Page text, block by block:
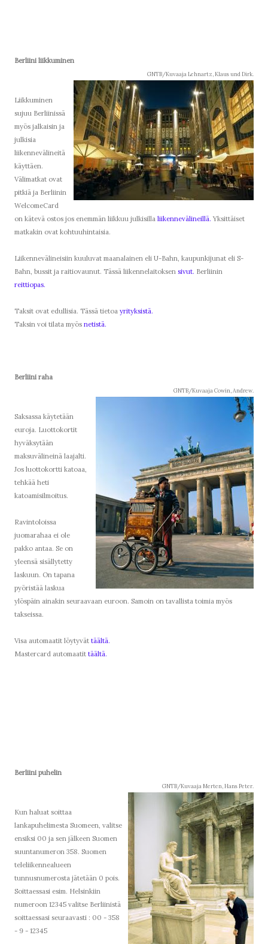
Berliini liikkuminen
GNTB/Kuvaaja Lehnartz, Klaus und Dirk.
Liikkuminen
sujuu Berliinissä
myös jalkaisin ja
julkisia
liikennevälineitä
käyttäen.
Välimatkat ovat
pitkiä ja Berliinin
WelcomeCard
on kätevä ostos jos enemmän liikkuu julkisilla liikennevälineillä. Yksittäiset
matkakin ovat kohtuuhintaisia.
Liikennevälineisiin kuuluvat maanalainen eli U-Bahn, kaupunkijunat eli S-
Bahn, bussit ja raitiovaunut. Tässä liikennelaitoksen sivut. Berliinin
reittiopas.
Taksit ovat edullisia. Tässä tietoa yrityksistä.
Taksin voi tilata myös netistä.
Berliini raha
GNTB/Kuvaaja Cowin, Andrew.
Saksassa käytetään
euroja. Luottokortit
hyväksytään
maksuvälineinä laajalti.
Jos luottokortti katoaa,
tehkää heti
katoamisilmoitus.
Ravintoloissa
juomarahaa ei ole
pakko antaa. Se on
yleensä sisällytetty
laskuun. On tapana
pyöristää laskua
ylöspäin ainakin seuraavaan euroon. Samoin on tavallista toimia myös
takseissa.
Visa automaatit löytyvät täältä.
Mastercard automaatit täältä.
Berliini puhelin
GNTB/Kuvaaja Merten, Hans Peter.
Kun haluat soittaa
lankapuhelimesta Suomeen, valitse
ensiksi 00 ja sen jälkeen Suomen
suuntanumeron 358. Suomen
teleliikennealueen
tunnusnumerosta jätetään 0 pois.
Soittaessasi esim. Helsinkiin
numeroon 12345 valitse Berliinistä
soittaessasi seuraavasti : 00 - 358
- 9 - 12345